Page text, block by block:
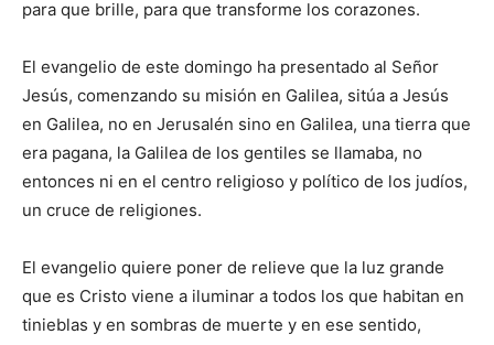
para que brille, para que transforme los corazones.
El evangelio de este domingo ha presentado al Señor
Jesús, comenzando su misión en Galilea, sitúa a Jesús
en Galilea, no en Jerusalén sino en Galilea, una tierra que
era pagana, la Galilea de los gentiles se llamaba, no
entonces ni en el centro religioso y político de los judíos,
un cruce de religiones.
El evangelio quiere poner de relieve que la luz grande
que es Cristo viene a iluminar a todos los que habitan en
tinieblas y en sombras de muerte y en ese sentido,